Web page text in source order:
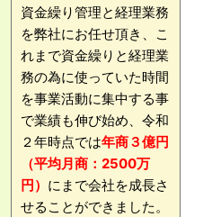
資金繰り管理と経理業務
を弊社にお任せ頂き、こ
れまで資金繰りと経理業
務の為に使っていた時間
を事業活動に集中する事
で業績も伸び始め、令和
２年時点では年商３億円
（平均月商：2500万
円） にまで会社を成長さ
せることができました。